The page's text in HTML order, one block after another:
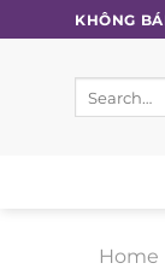
to
content
KHÔNG
Home